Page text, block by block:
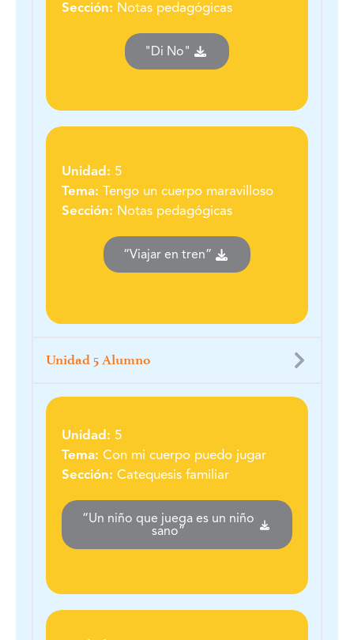
Sección: Notas pedagógicas
"Di No"
Unidad: 5
Tema: Tengo un cuerpo maravilloso
Sección: Notas pedagógicas
“Viajar en tren”
Unidad 5 Alumno
Unidad: 5
Tema: Con mi cuerpo puedo jugar
Sección: Catequesis familiar
“Un niño que juega es un niño
sano”